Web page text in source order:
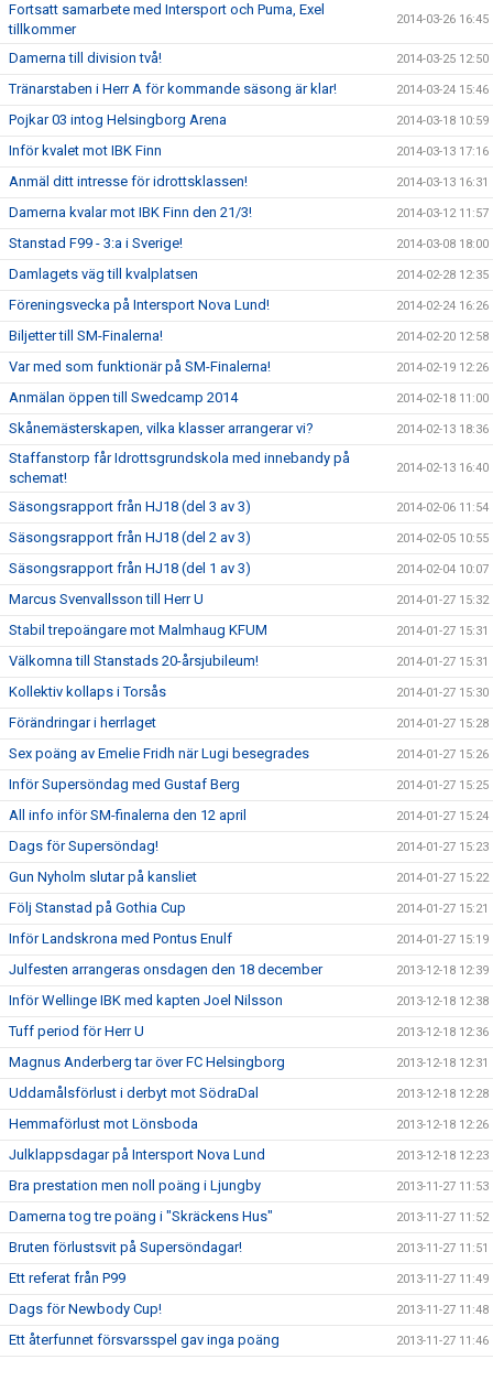
Fortsatt samarbete med Intersport och Puma, Exel
tillkommer
2014-03-26 16:45
Damerna till division två! 2014-03-25 12:50
Tränarstaben i Herr A för kommande säsong är klar! 2014-03-24 15:46
Pojkar 03 intog Helsingborg Arena 2014-03-18 10:59
Inför kvalet mot IBK Finn 2014-03-13 17:16
Anmäl ditt intresse för idrottsklassen! 2014-03-13 16:31
Damerna kvalar mot IBK Finn den 21/3! 2014-03-12 11:57
Stanstad F99 - 3:a i Sverige! 2014-03-08 18:00
Damlagets väg till kvalplatsen 2014-02-28 12:35
Föreningsvecka på Intersport Nova Lund! 2014-02-24 16:26
Biljetter till SM-Finalerna! 2014-02-20 12:58
Var med som funktionär på SM-Finalerna! 2014-02-19 12:26
Anmälan öppen till Swedcamp 2014 2014-02-18 11:00
Skånemästerskapen, vilka klasser arrangerar vi? 2014-02-13 18:36
Staffanstorp får Idrottsgrundskola med innebandy på
schemat!
2014-02-13 16:40
Säsongsrapport från HJ18 (del 3 av 3) 2014-02-06 11:54
Säsongsrapport från HJ18 (del 2 av 3) 2014-02-05 10:55
Säsongsrapport från HJ18 (del 1 av 3) 2014-02-04 10:07
Marcus Svenvallsson till Herr U 2014-01-27 15:32
Stabil trepoängare mot Malmhaug KFUM 2014-01-27 15:31
Välkomna till Stanstads 20-årsjubileum! 2014-01-27 15:31
Kollektiv kollaps i Torsås 2014-01-27 15:30
Förändringar i herrlaget 2014-01-27 15:28
Sex poäng av Emelie Fridh när Lugi besegrades 2014-01-27 15:26
Inför Supersöndag med Gustaf Berg 2014-01-27 15:25
All info inför SM-finalerna den 12 april 2014-01-27 15:24
Dags för Supersöndag! 2014-01-27 15:23
Gun Nyholm slutar på kansliet 2014-01-27 15:22
Följ Stanstad på Gothia Cup 2014-01-27 15:21
Inför Landskrona med Pontus Enulf 2014-01-27 15:19
Julfesten arrangeras onsdagen den 18 december 2013-12-18 12:39
Inför Wellinge IBK med kapten Joel Nilsson 2013-12-18 12:38
Tuff period för Herr U 2013-12-18 12:36
Magnus Anderberg tar över FC Helsingborg 2013-12-18 12:31
Uddamålsförlust i derbyt mot SödraDal 2013-12-18 12:28
Hemmaförlust mot Lönsboda 2013-12-18 12:26
Julklappsdagar på Intersport Nova Lund 2013-12-18 12:23
Bra prestation men noll poäng i Ljungby 2013-11-27 11:53
Damerna tog tre poäng i "Skräckens Hus" 2013-11-27 11:52
Bruten förlustsvit på Supersöndagar! 2013-11-27 11:51
Ett referat från P99 2013-11-27 11:49
Dags för Newbody Cup! 2013-11-27 11:48
Ett återfunnet försvarsspel gav inga poäng 2013-11-27 11:46